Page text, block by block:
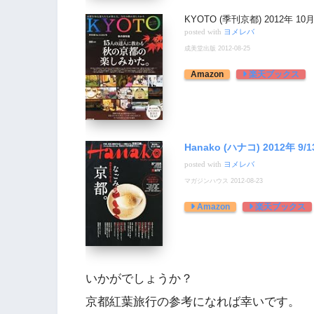
KYOTO (季刊京都) 2012年 10
posted with ヨメレバ
成美堂出版 2012-08-25
Amazon 楽天ブックス
Hanako (ハナコ) 2012年 9/
posted with ヨメレバ
マガジンハウス 2012-08-23
Amazon 楽天ブックス
いかがでしょうか？
京都紅葉旅行の参考になれば幸いです。